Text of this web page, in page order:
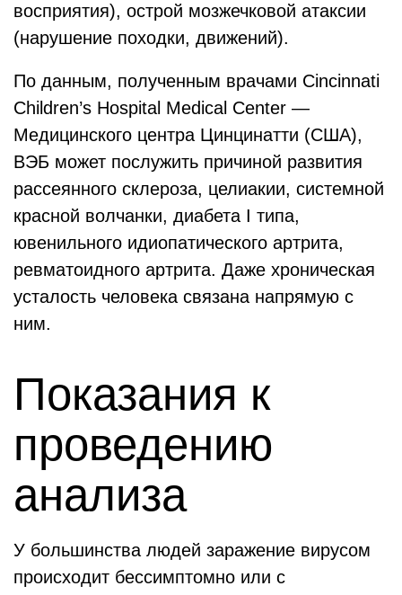
восприятия), острой мозжечковой атаксии
(нарушение походки, движений).
По данным, полученным врачами Cincinnati
Children’s Hospital Medical Center —
Медицинского центра Цинцинатти (США),
ВЭБ может послужить причиной развития
рассеянного склероза, целиакии, системной
красной волчанки, диабета I типа,
ювенильного идиопатического артрита,
ревматоидного артрита. Даже хроническая
усталость человека связана напрямую с
ним.
Показания к
проведению
анализа
У большинства людей заражение вирусом
происходит бессимптомно или с